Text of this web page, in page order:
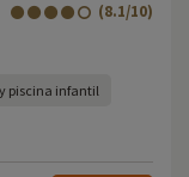
(8.1/10)
piscina infantil